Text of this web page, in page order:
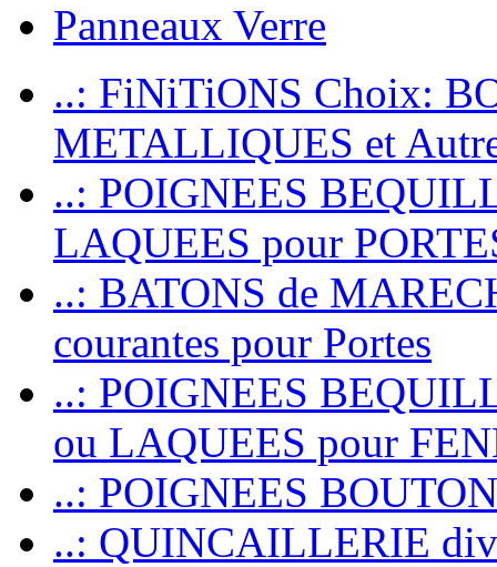
Panneaux Verre
..: FiNiTiONS Choix:
METALLIQUES et
..: POIGNEES
LAQUEES pour
..: BATONS de
courantes pour Portes
..: POIGNEES
ou LAQUEES pour
..: POIGNEES
..: QUINCAILLERIE